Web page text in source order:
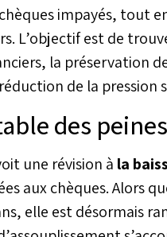
impayés, tout
L’objectif est de
la préservation
de la pression
des
une révision à la
aux chèques. Alors
elle est désormais